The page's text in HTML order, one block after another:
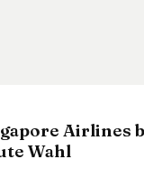
Airlines
Wahl